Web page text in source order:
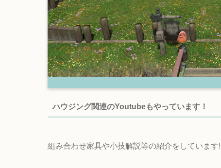
ハウジング関連のYoutubeもやっています！
組み合わせ家具や小技解説等の紹介をしていま